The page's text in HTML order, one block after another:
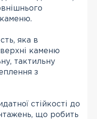
яка в
каменю
тактильну
з
стійкості до
що робить